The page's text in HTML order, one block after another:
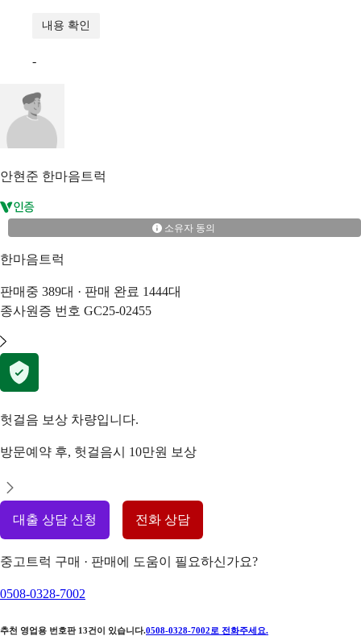
내용 확인
-
안현준 한마음트럭
소유자 동의
한마음트럭
판매중 389대 · 판매 완료 1444대
종사원증 번호 GC25-02455
헛걸음 보상 차량입니다.
방문예약 후, 헛걸음시 10만원 보상
대출 상담 신청 전화 상담
중고트럭 구매 · 판매에 도움이 필요하신가요?
0508-0328-7002
추천 영업용 번호판 13건이 있습니다.0508-0328-7002 로 전화주세요.